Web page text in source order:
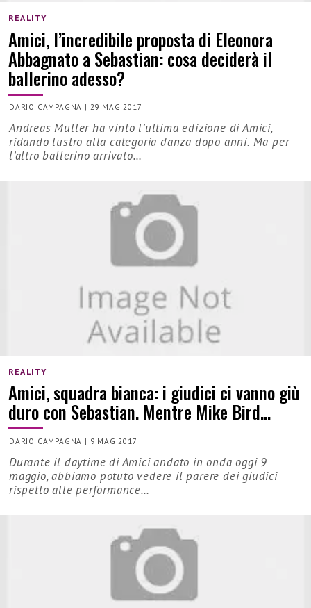
REALITY
Amici, l’incredibile proposta di Eleonora
Abbagnato a Sebastian: cosa deciderà il
ballerino adesso?
DARIO CAMPAGNA | 29 MAG 2017
Andreas Muller ha vinto l’ultima edizione di Amici,
ridando lustro alla categoria danza dopo anni. Ma per
l’altro ballerino arrivato…
REALITY
Amici, squadra bianca: i giudici ci vanno giù
duro con Sebastian. Mentre Mike Bird…
DARIO CAMPAGNA | 9 MAG 2017
Durante il daytime di Amici andato in onda oggi 9
maggio, abbiamo potuto vedere il parere dei giudici
rispetto alle performance…